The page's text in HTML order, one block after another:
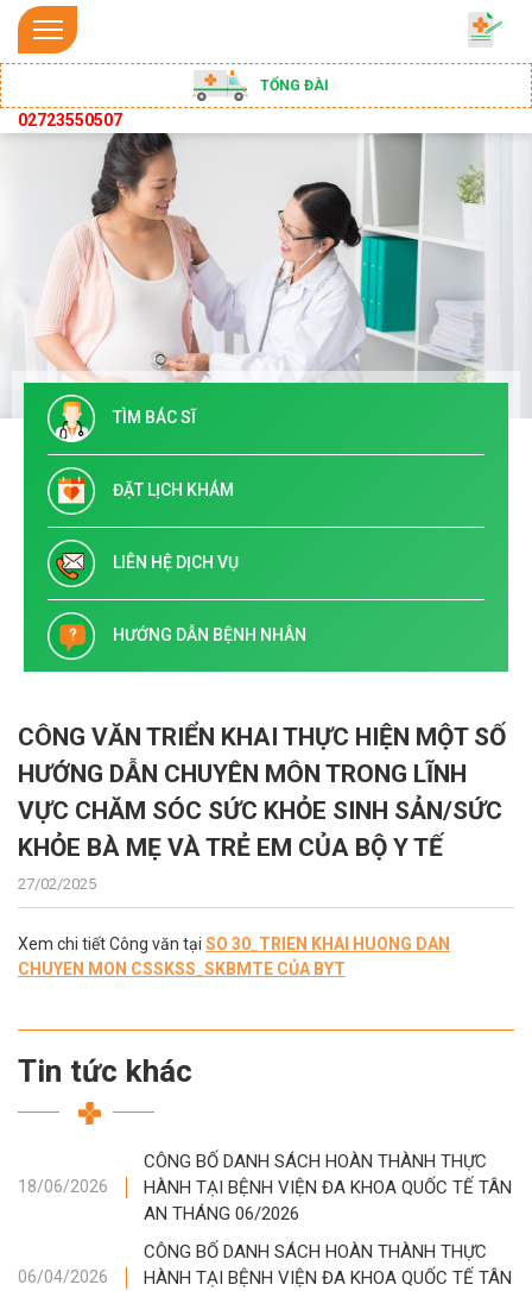
TỔNG ĐÀI
02723550507
TÌM BÁC SĨ
ĐẶT LỊCH KHÁM
LIÊN HỆ DỊCH VỤ
HƯỚNG DẪN BỆNH NHÂN
CÔNG VĂN TRIỂN KHAI THỰC HIỆN MỘT SỐ
HƯỚNG DẪN CHUYÊN MÔN TRONG LĨNH
VỰC CHĂM SÓC SỨC KHỎE SINH SẢN/SỨC
KHỎE BÀ MẸ VÀ TRẺ EM CỦA BỘ Y TẾ
27/02/2025
Xem chi tiết Công văn tại SO 30_TRIEN KHAI HUONG DAN
CHUYEN MON CSSKSS_SKBMTE CỦA BYT
Tin tức khác
18/06/2026
CÔNG BỐ DANH SÁCH HOÀN THÀNH THỰC
HÀNH TẠI BỆNH VIỆN ĐA KHOA QUỐC TẾ TÂN
AN THÁNG 06/2026
06/04/2026
CÔNG BỐ DANH SÁCH HOÀN THÀNH THỰC
HÀNH TẠI BỆNH VIỆN ĐA KHOA QUỐC TẾ TÂN